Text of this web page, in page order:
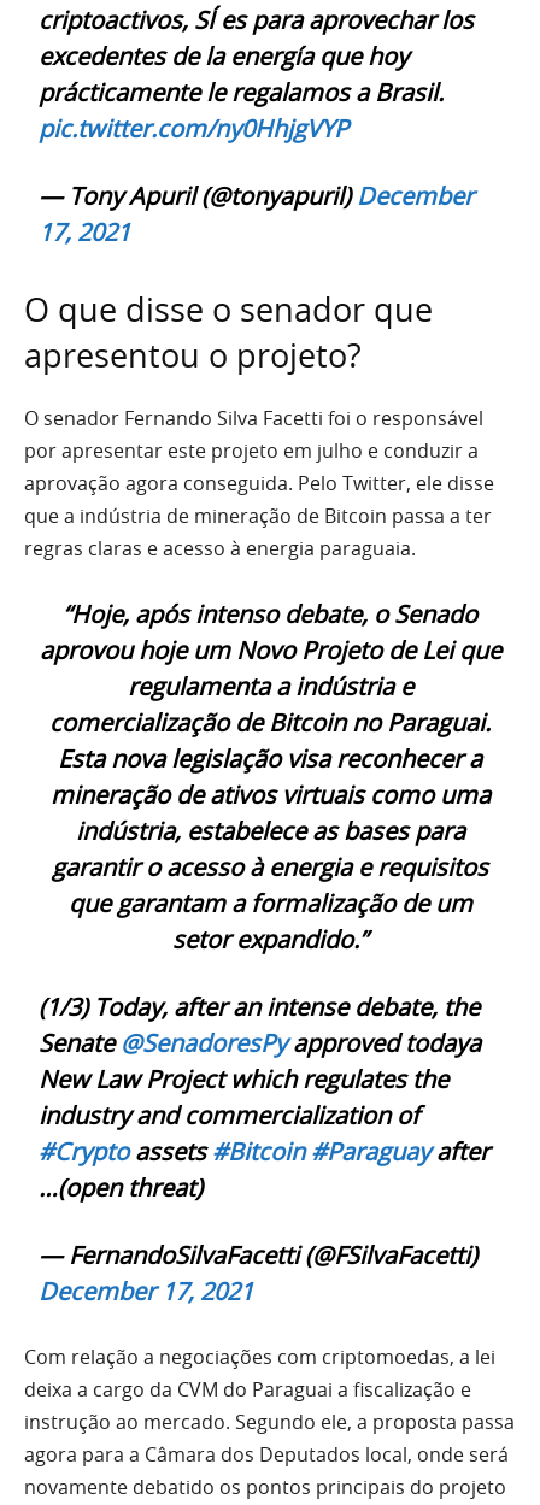
criptoactivos, SÍ es para aprovechar los
excedentes de la energía que hoy
prácticamente le regalamos a Brasil.
pic.twitter.com/ny0HhjgVYP
— Tony Apuril (@tonyapuril)December
17, 2021
O que disse o senador que
apresentou o projeto?
O senador Fernando Silva Facetti foi o responsável
por apresentar este projeto em julho e conduzir a
aprovação agora conseguida. Pelo Twitter, ele disse
que a indústria de mineração de Bitcoin passa a ter
regras claras e acesso à energia paraguaia.
“Hoje, após intenso debate, o Senado
aprovou hoje um Novo Projeto de Lei que
regulamenta a indústria e
comercialização de Bitcoin no Paraguai.
Esta nova legislação visa reconhecer a
mineração de ativos virtuais como uma
indústria, estabelece as bases para
garantir o acesso à energia e requisitos
que garantam a formalização de um
setor expandido.”
(1/3) Today, after an intense debate, the
Senate@SenadoresPyapproved todaya
New Law Project which regulates the
industry and commercialization of
#Cryptoassets#Bitcoin #Paraguayafter
…(open threat)
— FernandoSilvaFacetti (@FSilvaFacetti)
December 17, 2021
Com relação a negociações com criptomoedas, a lei
deixa a cargo da CVM do Paraguai a fiscalização e
instrução ao mercado. Segundo ele, a proposta passa
agora para a Câmara dos Deputados local, onde será
novamente debatido os pontos principais do projeto